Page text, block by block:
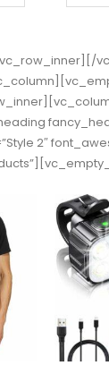
2″